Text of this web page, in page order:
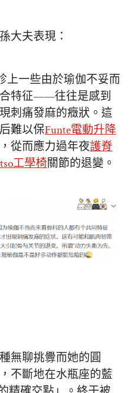
夫表現：
一些由於瑜伽不妥而
特征——往往是感到
刺痛發麻的癥狀。這
難以保Funte電動升降
從而應力過年夜護脊
工學椅關節的退變。
無聊挑釁而她的圓
不斷地在水瓶座的藍